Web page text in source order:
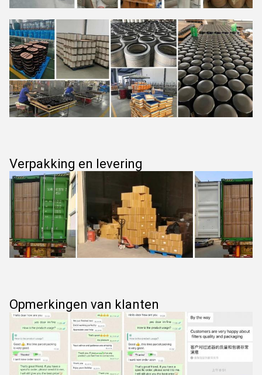
Verpakking en levering
Opmerkingen van klanten